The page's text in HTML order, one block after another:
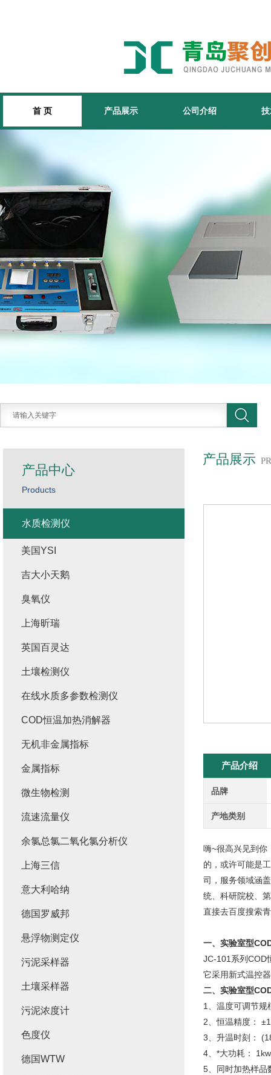
首 页 产品展示 公司介绍
产品展示
产品介绍
品牌
产地类别
嗨~很高兴见到你
的，或许可能是
司，服务领域涵
统、科研院校、
直接去百度搜索
一、 实验室型
JC-101系列COD
它采用新式温控
二、 实验室型
1、温度可调节
2、恒温精度：
3、升温时刻：
4、*大功耗： 1kw
5、同时加热样品
产品中心
Products
水质检测仪
美国YSI
吉大小天鹅
臭氧仪
上海昕瑞
英国百灵达
土壤检测仪
在线水质多参数检测仪
COD恒温加热消解器
无机非金属指标
金属指标
微生物检测
流速流量仪
余氯总氯二氧化氯分析仪
上海三信
意大利哈纳
德国罗威邦
悬浮物测定仪
污泥采样器
土壤采样器
污泥浓度计
色度仪
德国WTW